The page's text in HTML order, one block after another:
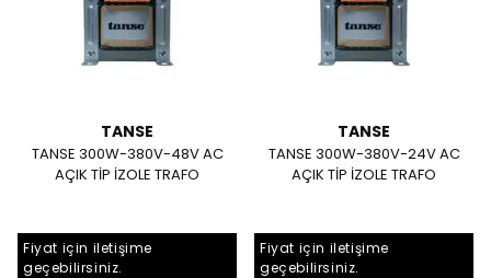
TANSE
TANSE 300W-380V-48V AC
AÇIK TİP İZOLE TRAFO
TANSE
TANSE 300W-380V-24V AC
AÇIK TİP İZOLE TRAFO
Fiyat için iletişime
geçebilirsiniz.
Fiyat için iletişime
geçebilirsiniz.